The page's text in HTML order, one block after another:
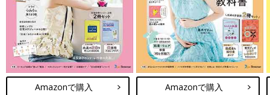
＊画像の▶︎を押すと続きが見られます。
赤ちゃんの成長は体が大きくなっていくことと合わせて、発する
言葉の変化からも感じられますよね。たとえ一言でも、意味のあ
る単語を初めて口にした日が大切な記念日になっている方も多い
のでは？息子くんの一言一言をこれからもずっと温かく見守って
Amazonで購入 Amazonで購入